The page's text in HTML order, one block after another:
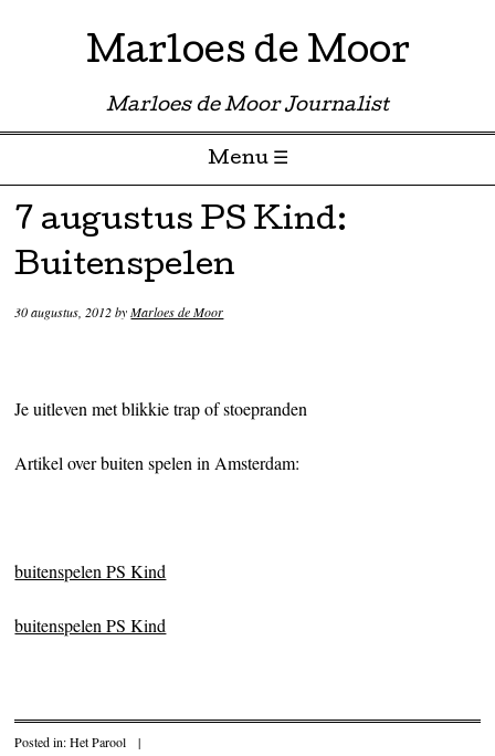
Marloes de Moor
Marloes de Moor Journalist
Menu ☰
Skip to content
7 augustus PS Kind:
Buitenspelen
30 augustus, 2012byMarloes de Moor
Je uitleven met blikkie trap of stoepranden
Artikel over buiten spelen in Amsterdam:
buitenspelen PS Kind
buitenspelen PS Kind
Posted in:Het Parool |